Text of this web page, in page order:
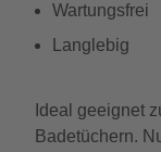
Wartungsfrei
Langlebig
Ideal geeignet
Badetüchern.